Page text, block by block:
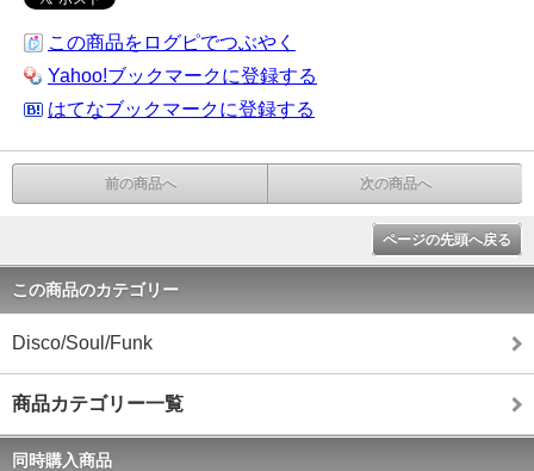
この商品をログピでつぶやく
Yahoo!ブックマークに登録する
はてなブックマークに登録する
前の商品へ 次の商品へ
ページの先頭へ戻る
この商品のカテゴリー
Disco/Soul/Funk
商品カテゴリー一覧
同時購入商品